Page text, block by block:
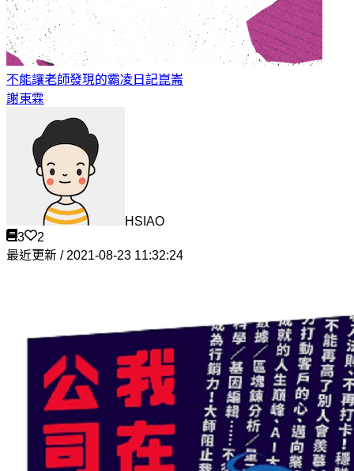
不能讓老師發現的霸凌日記崑崙
謝東霖
HSIAO
3
2
最近更新 / 2021-08-23 11:32:24